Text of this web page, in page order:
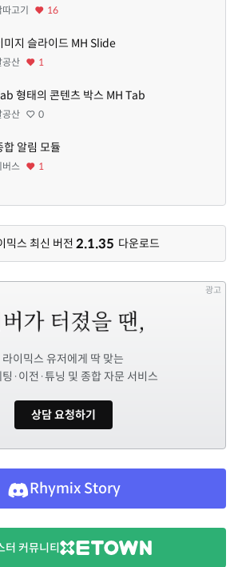
따고기 16
미지 슬라이드 MH Slide
공산 1
형태의 콘텐츠 박스 MH Tab
공산 0
합 알림 모듈
버스 1
믹스 최신 버전 2.1.35 다운로드
광고
라이믹스 유저에게 딱 맞는
·이전·튜닝 및 종합 자문 서비스
상담 요청하기
Rhymix Story
터 커뮤니티